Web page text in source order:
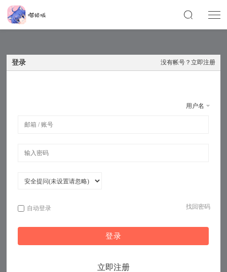
没有帐号？ 立即注册
登录
用户名
自动登录 找回密码
登录
立即注册